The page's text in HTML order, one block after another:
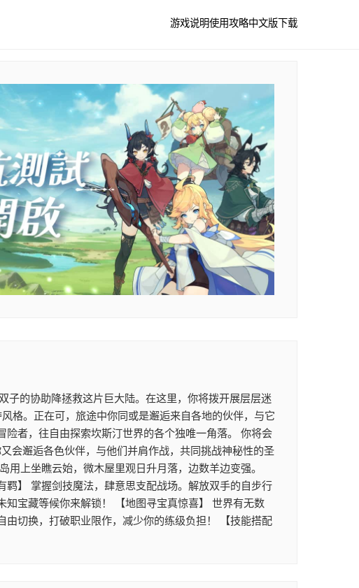
游戏说明使用攻略中文版下载
子的协助降拯救这片巨大陆。在这里，你将拨开展层层迷
格。正在可，旅途中你同或是邂逅来自各地的伙伴，与它
者，往自由探索坎斯汀世界的各个独唯一角落。 你将会
会邂逅各色伙伴，与他们并肩作战，共同挑战神秘性的圣
上坐瞧云始，微木屋里观日升月落，边数羊边变强。
羁】 掌握剑技魔法，肆意思支配战场。解放双手的自步行
宝藏等候你来解锁！ 【地图寻宝真惊喜】 世界有无数
切换，打破职业限作，减少你的练级负担！ 【技能搭配